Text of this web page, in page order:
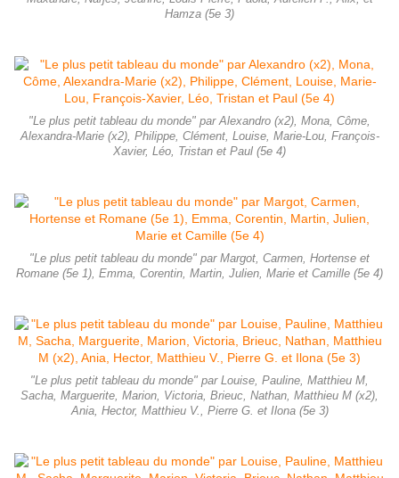
Hamza (5e 3)
"Le plus petit tableau du monde" par Alexandro (x2), Mona, Côme,
Alexandra-Marie (x2), Philippe, Clément, Louise, Marie-Lou, François-
Xavier, Léo, Tristan et Paul (5e 4)
"Le plus petit tableau du monde" par Margot, Carmen, Hortense et
Romane (5e 1), Emma, Corentin, Martin, Julien, Marie et Camille (5e 4)
"Le plus petit tableau du monde" par Louise, Pauline, Matthieu M,
Sacha, Marguerite, Marion, Victoria, Brieuc, Nathan, Matthieu M (x2),
Ania, Hector, Matthieu V., Pierre G. et Ilona (5e 3)